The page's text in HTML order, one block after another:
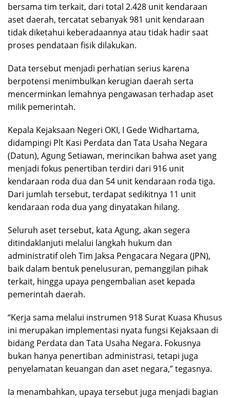
bersama tim terkait, dari total 2.428 unit kendaraan
aset daerah, tercatat sebanyak 981 unit kendaraan
tidak diketahui keberadaannya atau tidak hadir saat
proses pendataan fisik dilakukan.
Data tersebut menjadi perhatian serius karena
berpotensi menimbulkan kerugian daerah serta
mencerminkan lemahnya pengawasan terhadap aset
milik pemerintah.
Kepala Kejaksaan Negeri OKI, I Gede Widhartama,
didampingi Plt Kasi Perdata dan Tata Usaha Negara
(Datun), Agung Setiawan, merincikan bahwa aset yang
menjadi fokus penertiban terdiri dari 916 unit
kendaraan roda dua dan 54 unit kendaraan roda tiga.
Dari jumlah tersebut, terdapat sedikitnya 11 unit
kendaraan roda dua yang dinyatakan hilang.
Seluruh aset tersebut, kata Agung, akan segera
ditindaklanjuti melalui langkah hukum dan
administratif oleh Tim Jaksa Pengacara Negara (JPN),
baik dalam bentuk penelusuran, pemanggilan pihak
terkait, hingga upaya pengembalian aset kepada
pemerintah daerah.
“Kerja sama melalui instrumen 918 Surat Kuasa Khusus
ini merupakan implementasi nyata fungsi Kejaksaan di
bidang Perdata dan Tata Usaha Negara. Fokusnya
bukan hanya penertiban administrasi, tetapi juga
penyelamatan keuangan dan aset negara,” tegasnya.
Ia menambahkan, upaya tersebut juga menjadi bagian